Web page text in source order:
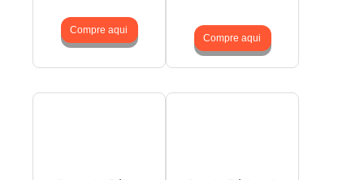
Compre aqui
Compre aqui